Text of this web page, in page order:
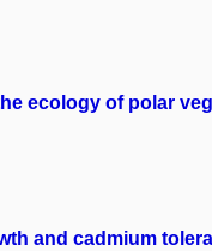
ecology of polar
and cadmium